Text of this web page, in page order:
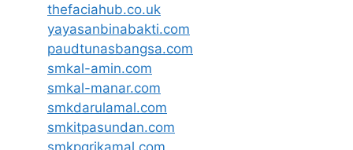
thefaciahub.co.uk
yayasanbinabakti.com
paudtunasbangsa.com
smkal-amin.com
smkal-manar.com
smkdarulamal.com
smkitpasundan.com
smkpgrikamal.com